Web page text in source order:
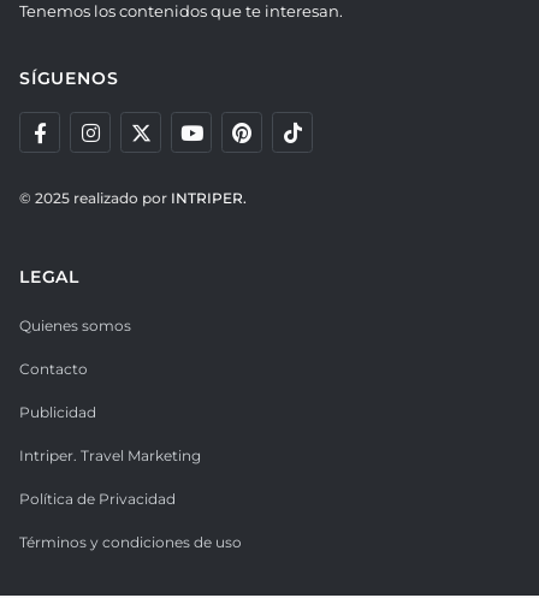
Tenemos los contenidos que te interesan.
SÍGUENOS
© 2025 realizado por INTRIPER.
LEGAL
Quienes somos
Contacto
Publicidad
Intriper. Travel Marketing
Política de Privacidad
Términos y condiciones de uso